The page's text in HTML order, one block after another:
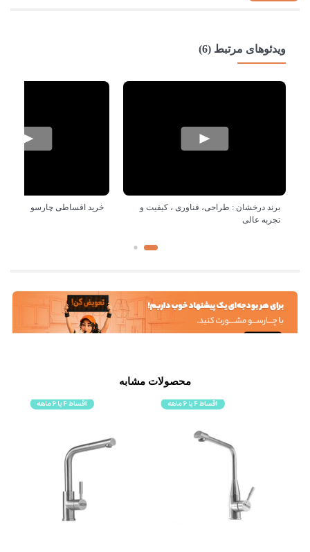
ویدئوهای مرتبط (6)
برند درخشان : طراحی، فناوری ، کیفیت و
تجربه عالی
خرید اقساطی چارسو
محصولات مشابه